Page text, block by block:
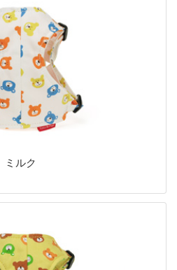
ミルク